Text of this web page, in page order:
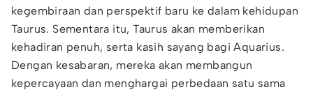
kegembiraan dan perspektif baru ke dalam kehidupan
Taurus. Sementara itu, Taurus akan memberikan
kehadiran penuh, serta kasih sayang bagi Aquarius.
Dengan kesabaran, mereka akan membangun
kepercayaan dan menghargai perbedaan satu sama